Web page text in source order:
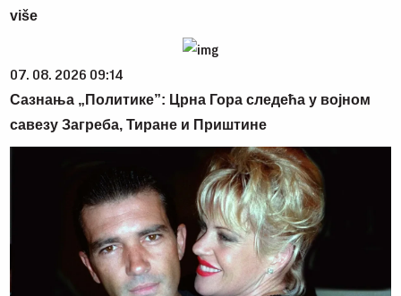
više
07. 08. 2026 09:14
Сазнања „Политике”: Црна Гора следећа у војном
савезу Загреба, Тиране и Приштине